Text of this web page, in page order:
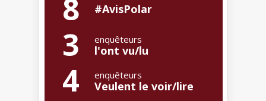
8 #AvisPolar
3 enquêteurs
l'ont vu/lu
4 enquêteurs
Veulent le voir/lire